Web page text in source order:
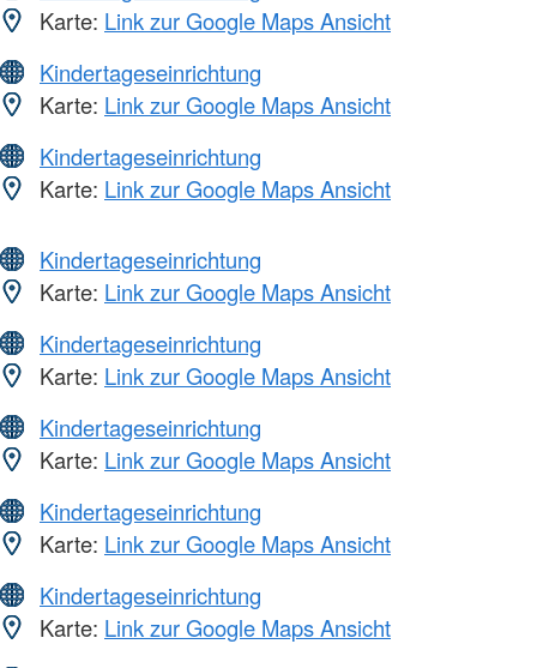
Karte: Link zur Google Maps Ansicht
Kindertageseinrichtung
Karte: Link zur Google Maps Ansicht
Kindertageseinrichtung
Karte: Link zur Google Maps Ansicht
Kindertageseinrichtung
Karte: Link zur Google Maps Ansicht
Kindertageseinrichtung
Karte: Link zur Google Maps Ansicht
Kindertageseinrichtung
Karte: Link zur Google Maps Ansicht
Kindertageseinrichtung
Karte: Link zur Google Maps Ansicht
Kindertageseinrichtung
Karte: Link zur Google Maps Ansicht